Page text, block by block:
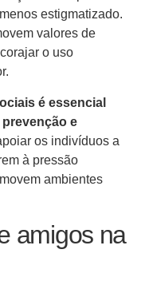
estigmatizado.
valores de
o uso
é essencial
e
os indivíduos a
à pressão
ambientes
amigos na